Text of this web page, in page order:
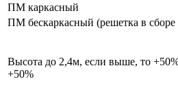
ПМ каркасный
ПМ бескаркасный (решетка в сборе
Высота до 2,4м, если выше, то
+50%